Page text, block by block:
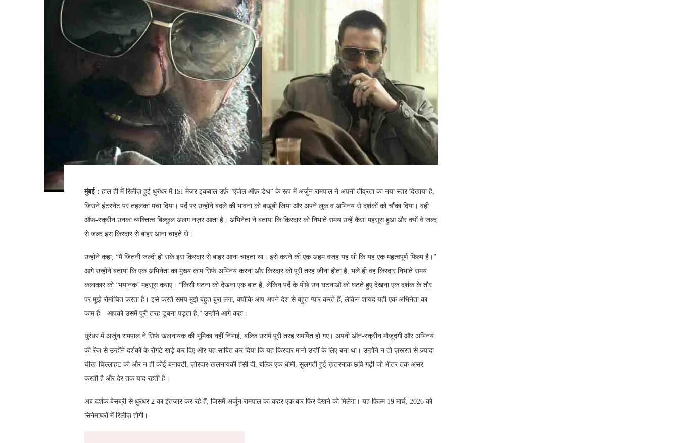
मुंबई : हाल ही में रिलीज़ हुई धुरंधर में ISI मेजर इक़बाल उर्फ़ “एंजेल ऑफ़ डेथ” के रूप में अर्जुन रामपाल ने अपनी तीव्रता का नया स्तर दिखाया है,
जिसने इंटरनेट पर तहलका मचा दिया। पर्दे पर उन्होंने बदले की भावना को बखूबी जिया और अपने लुक व अभिनय से दर्शकों को चौंका दिया। वहीं
ऑफ-स्क्रीन उनका व्यक्तित्व बिल्कुल अलग नज़र आता है। अभिनेता ने बताया कि किरदार को निभाते समय उन्हें कैसा महसूस हुआ और क्यों वे जल्द
से जल्द इस किरदार से बाहर आना चाहते थे।
उन्होंने कहा, “मैं जितनी जल्दी हो सके इस किरदार से बाहर आना चाहता था। इसे करने की एक अहम वजह यह थी कि यह एक महत्वपूर्ण फिल्म है।”
आगे उन्होंने बताया कि एक अभिनेता का मुख्य काम सिर्फ अभिनय करना और किरदार को पूरी तरह जीना होता है, भले ही वह किरदार निभाते समय
कलाकार को ‘भयानक’ महसूस कराए। “किसी घटना को देखना एक बात है, लेकिन पर्दे के पीछे उन घटनाओं को घटते हुए देखना एक दर्शक के तौर
पर मुझे रोमांचित करता है। इसे करते समय मुझे बहुत बुरा लगा, क्योंकि आप अपने देश से बहुत प्यार करते हैं, लेकिन शायद यही एक अभिनेता का
काम है—आपको उसमें पूरी तरह डूबना पड़ता है,” उन्होंने आगे कहा।
धुरंधर में अर्जुन रामपाल ने सिर्फ खलनायक की भूमिका नहीं निभाई, बल्कि उसमें पूरी तरह समर्पित हो गए। अपनी ऑन-स्क्रीन मौजूदगी और अभिनय
की रेंज से उन्होंने दर्शकों के रोंगटे खड़े कर दिए और यह साबित कर दिया कि यह किरदार मानो उन्हीं के लिए बना था। उन्होंने न तो ज़रूरत से ज़्यादा
चीख-चिल्लाहट की और न ही कोई बनावटी, ज़ोरदार खलनायकी हंसी दी, बल्कि एक धीमी, सुलगती हुई ख़तरनाक छवि गढ़ी जो भीतर तक असर
करती है और देर तक याद रहती है।
अब दर्शक बेसब्री से धुरंधर 2 का इंतज़ार कर रहे हैं, जिसमें अर्जुन रामपाल का कहर एक बार फिर देखने को मिलेगा। यह फिल्म 19 मार्च, 2026 को
सिनेमाघरों में रिलीज़ होगी।